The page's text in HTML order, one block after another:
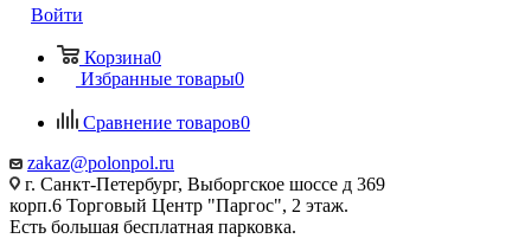
Войти
Корзина0
Избранные товары0
Сравнение товаров0
zakaz@polonpol.ru
г. Санкт-Петербург, Выборгское шоссе д 369
корп.6 Торговый Центр "Паргос", 2 этаж.
Есть большая бесплатная парковка.